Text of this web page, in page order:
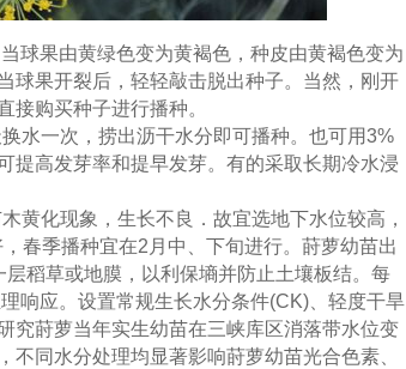
球果由黄绿色变为黄褐色，种皮由黄褐色变为
球果开裂后，轻轻敲击脱出种子。当然，刚开
接购买种子进行播种。
水一次，捞出沥干水分即可播种。也可用3%
提高发芽率和提早发芽。有的采取长期冷水浸
黄化现象，生长不良．故宜选地下水位较高，
春季播种宜在2月中、下旬进行。莳萝幼苗出
稻草或地膜，以利保墒并防止土壤板结。每
响应。设置常规生长水分条件(CK)、轻度干旱
究莳萝当年实生幼苗在三峡库区消落带水位变
同水分处理均显著影响莳萝幼苗光合色素、